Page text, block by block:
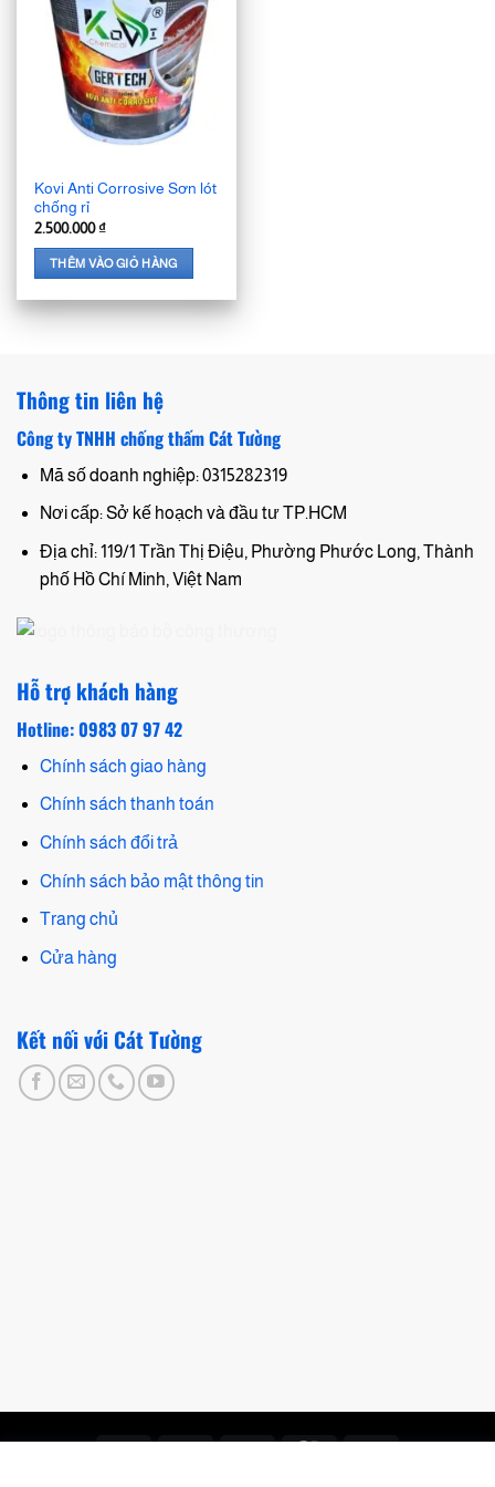
Kovi Anti Corrosive Sơn lót
chống rỉ
2.500.000₫
THÊM VÀO GIỎ HÀNG
Thông tin liên hệ
Công ty TNHH chống thấm Cát Tường
Mã số doanh nghiệp: 0315282319
Nơi cấp: Sở kế hoạch và đầu tư TP.HCM
Địa chỉ: 119/1 Trần Thị Điệu, Phường Phước Long, Thành
phố Hồ Chí Minh, Việt Nam
Hỗ trợ khách hàng
Hotline: 0983 07 97 42
Chính sách giao hàng
Chính sách thanh toán
Chính sách đổi trả
Chính sách bảo mật thông tin
Trang chủ
Cửa hàng
Kết nối với Cát Tường